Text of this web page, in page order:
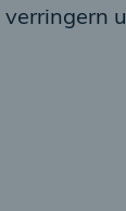
verringern